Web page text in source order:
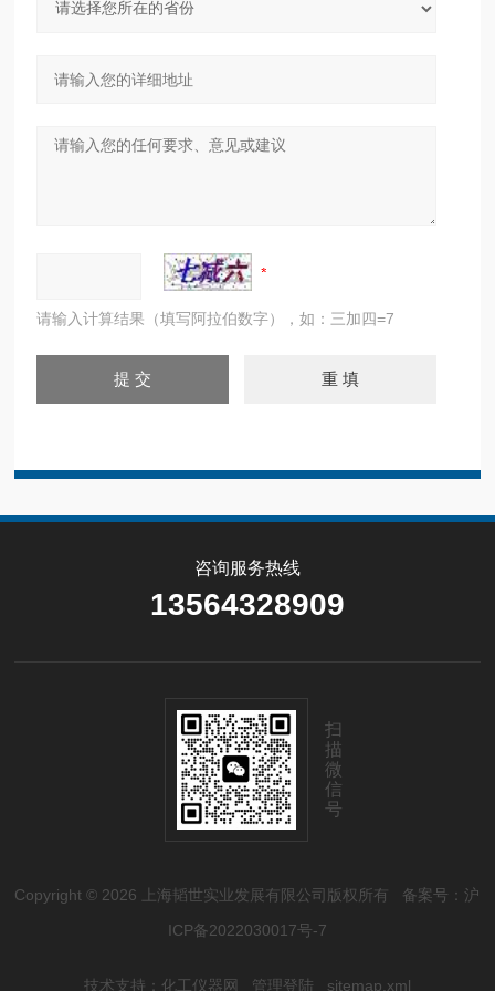
请输入计算结果（填写阿拉伯数字），如：三加四=7
咨询服务热线
13564328909
扫
描
微
信
号
Copyright © 2026 上海韬世实业发展有限公司版权所有 备案号：沪
ICP备2022030017号-7
技术支持： 化工仪器网 管理登陆 sitemap.xml